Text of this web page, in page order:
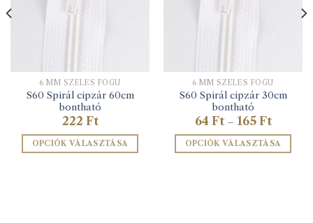
6 MM SZÉLES FOGÚ
S60 Spirál cipzár 60cm
bontható
222 Ft
OPCIÓK VÁLASZTÁSA
6 MM SZÉLES FOGÚ
S60 Spirál cipzár 30cm
bontható
64 Ft – 165 Ft
64 Ft
-
165 Ft
OPCIÓK VÁLASZTÁSA